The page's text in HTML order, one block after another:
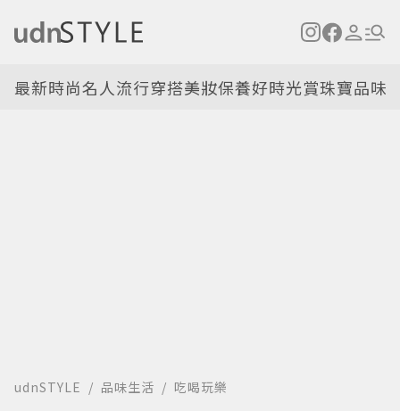
最新時尚名人流行穿搭美妝保養好時光賞珠寶品味
udnSTYLE 品味生活 吃喝玩樂